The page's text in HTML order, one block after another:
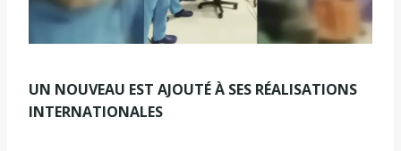
UN NOUVEAU EST AJOUTÉ À SES RÉALISATIONS
INTERNATIONALES